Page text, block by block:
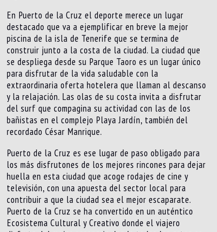
En Puerto de la Cruz el deporte merece un lugar
destacado que va a ejemplificar en breve la mejor
piscina de la isla de Tenerife que se termina de
construir junto a la costa de la ciudad. La ciudad que
se despliega desde su Parque Taoro es un lugar único
para disfrutar de la vida saludable con la
extraordinaria oferta hotelera que llaman al descanso
y la relajación. Las olas de su costa invita a disfrutar
del surf que compagina su actividad con las de los
bañistas en el complejo Playa Jardín, también del
recordado César Manrique.
Puerto de la Cruz es ese lugar de paso obligado para
los más disfrutones de los mejores rincones para dejar
huella en esta ciudad que acoge rodajes de cine y
televisión, con una apuesta del sector local para
contribuir a que la ciudad sea el mejor escaparate.
Puerto de la Cruz se ha convertido en un auténtico
Ecosistema Cultural y Creativo donde el viajero